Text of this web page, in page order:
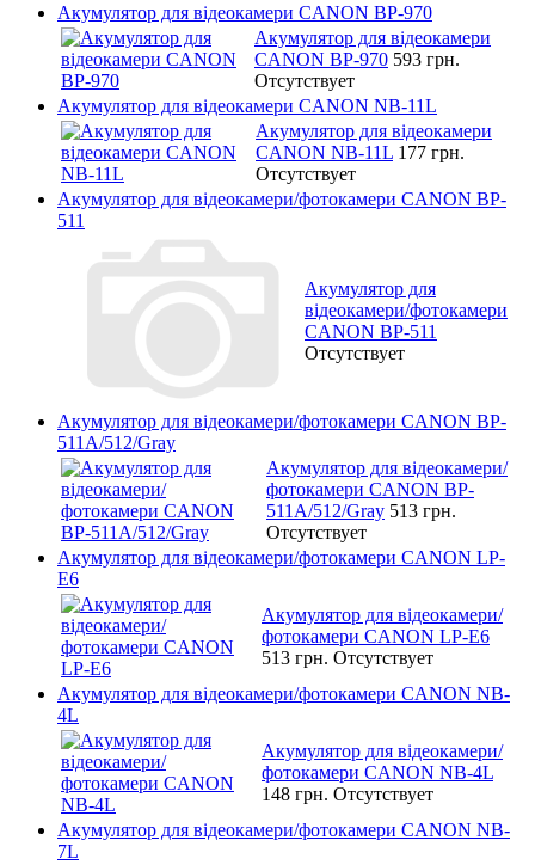
Акумулятор для відеокамери CANON BP-970
Акумулятор для відеокамери
CANON BP-970 593 грн.
Отсутствует
Акумулятор для відеокамери CANON NB-11L
Акумулятор для відеокамери
CANON NB-11L 177 грн.
Отсутствует
Акумулятор для відеокамери/фотокамери CANON BP-
511
Акумулятор для
відеокамери/фотокамери
CANON BP-511
Отсутствует
Акумулятор для відеокамери/фотокамери CANON BP-
511A/512/Gray
Акумулятор для відеокамери/
фотокамери CANON BP-
511A/512/Gray 513 грн.
Отсутствует
Акумулятор для відеокамери/фотокамери CANON LP-
E6
Акумулятор для відеокамери/
фотокамери CANON LP-E6
513 грн. Отсутствует
Акумулятор для відеокамери/фотокамери CANON NB-
4L
Акумулятор для відеокамери/
фотокамери CANON NB-4L
148 грн. Отсутствует
Акумулятор для відеокамери/фотокамери CANON NB-
7L